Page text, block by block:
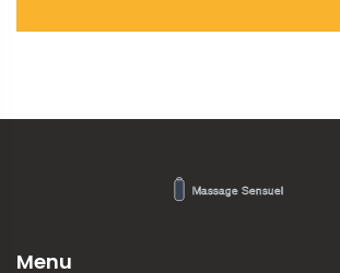
Menu